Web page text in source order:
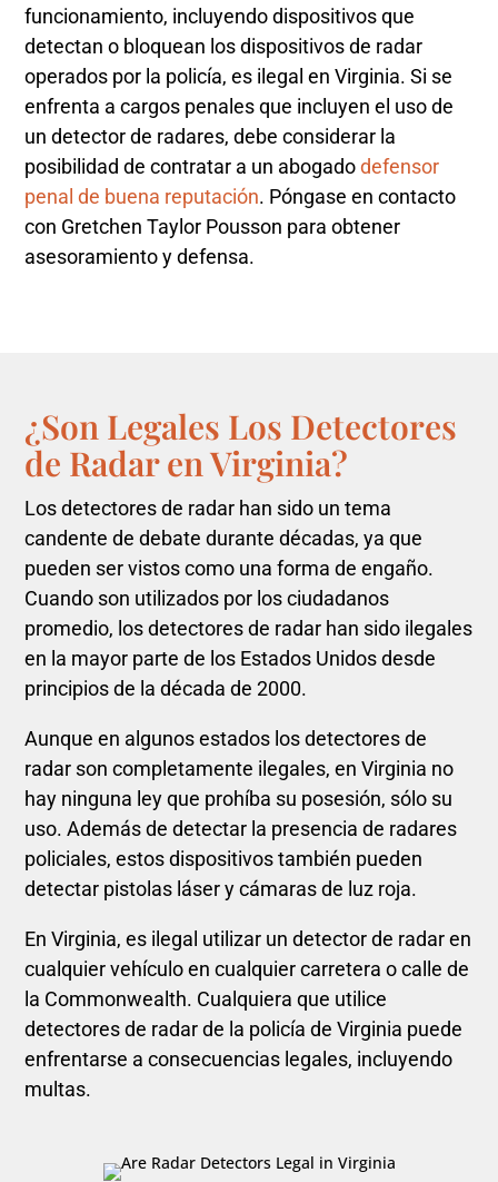
funcionamiento, incluyendo dispositivos que
detectan o bloquean los dispositivos de radar
operados por la policía, es ilegal en Virginia. Si se
enfrenta a cargos penales que incluyen el uso de
un detector de radares, debe considerar la
posibilidad de contratar a un abogado defensor
penal de buena reputación. Póngase en contacto
con Gretchen Taylor Pousson para obtener
asesoramiento y defensa.
¿Son Legales Los Detectores
de Radar en Virginia?
Los detectores de radar han sido un tema
candente de debate durante décadas, ya que
pueden ser vistos como una forma de engaño.
Cuando son utilizados por los ciudadanos
promedio, los detectores de radar han sido ilegales
en la mayor parte de los Estados Unidos desde
principios de la década de 2000.
Aunque en algunos estados los detectores de
radar son completamente ilegales, en Virginia no
hay ninguna ley que prohíba su posesión, sólo su
uso. Además de detectar la presencia de radares
policiales, estos dispositivos también pueden
detectar pistolas láser y cámaras de luz roja.
En Virginia, es ilegal utilizar un detector de radar en
cualquier vehículo en cualquier carretera o calle de
la Commonwealth. Cualquiera que utilice
detectores de radar de la policía de Virginia puede
enfrentarse a consecuencias legales, incluyendo
multas.